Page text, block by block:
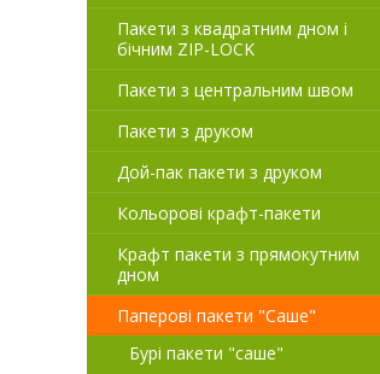
Пакети з квадратним дном і
бічним ZIP-LOCK
Пакети з центральним швом
Пакети з друком
Дой-пак пакети з друком
Кольорові крафт-пакети
Крафт пакети з прямокутним
дном
Паперові пакети "Саше"
Бурі пакети "саше"